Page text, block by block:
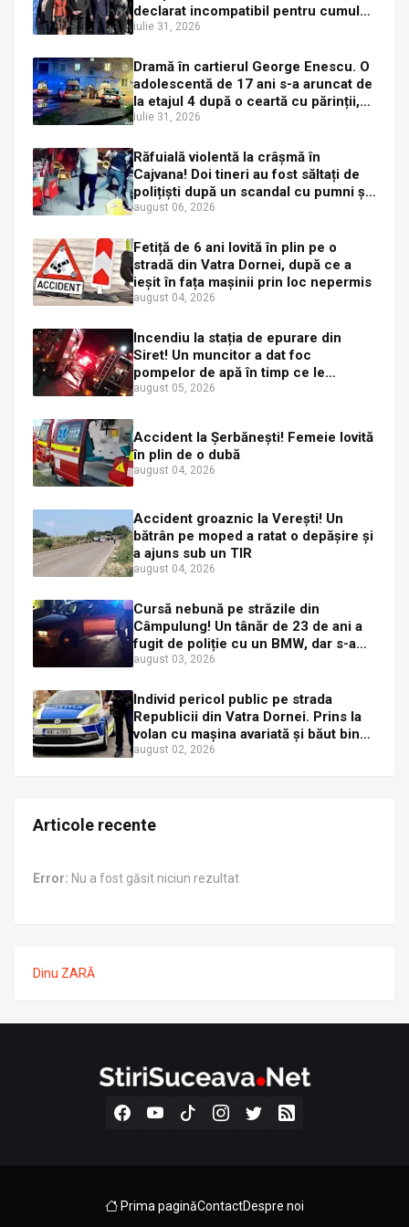
declarat incompatibil pentru cumul
de funcții
iulie 31, 2026
Dramă în cartierul George Enescu. O
adolescentă de 17 ani s-a aruncat de
la etajul 4 după o ceartă cu părinții,
pe fondul consumului de alcool în
iulie 31, 2026
Răfuială violentă la crâșmă în
Cajvana! Doi tineri au fost săltați de
polițiști după un scandal cu pumni și
mașini distruse
august 06, 2026
Fetiță de 6 ani lovită în plin pe o
stradă din Vatra Dornei, după ce a
ieșit în fața mașinii prin loc nepermis
august 04, 2026
Incendiu la stația de epurare din
Siret! Un muncitor a dat foc
pompelor de apă în timp ce le
alimenta cu combustibil
august 05, 2026
Accident la Șerbănești! Femeie lovită
în plin de o dubă
august 04, 2026
Accident groaznic la Verești! Un
bătrân pe moped a ratat o depășire și
a ajuns sub un TIR
august 04, 2026
Cursă nebună pe străzile din
Câmpulung! Un tânăr de 23 de ani a
fugit de poliție cu un BMW, dar s-a
oprit într-un gard de pe strada
august 03, 2026
Individ pericol public pe strada
Republicii din Vatra Dornei. Prins la
volan cu mașina avariată și băut bine,
în plină zi
august 02, 2026
Articole recente
Error: Nu a fost găsit niciun rezultat
Dinu ZARĂ
Prima paginăContactDespre noi